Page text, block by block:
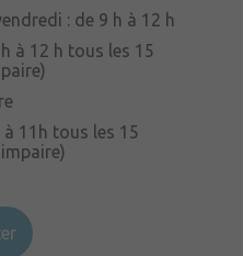
: de 9 h à 12 h
à 12 h tous les 15
à 11h tous les 15